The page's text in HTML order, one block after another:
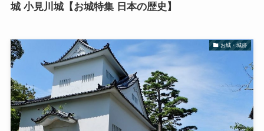
城 小見川城【お城特集 日本の歴史】
お城・城跡